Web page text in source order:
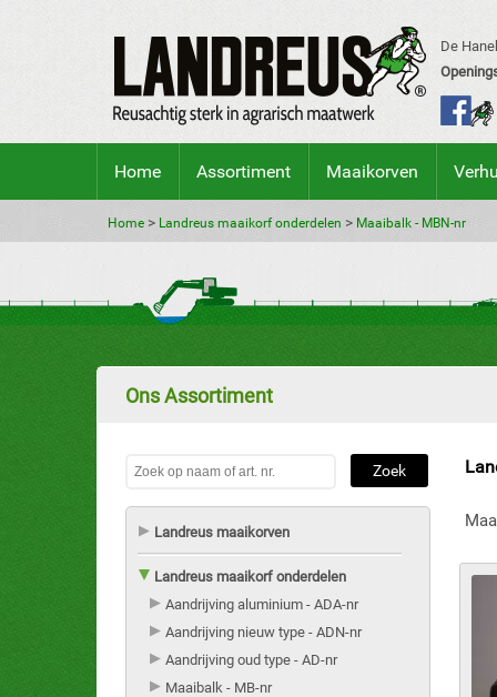
De
Home Assortiment Maaikorven
Home > Landreus maaikorf onderdelen > Maaibalk - MBN-nr
Ons Assortiment
Landreus maaikorven
Landreus maaikorf onderdelen
Aandrijving aluminium - ADA-nr
Aandrijving nieuw type - ADN-nr
Aandrijving oud type - AD-nr
Maaibalk - MB-nr